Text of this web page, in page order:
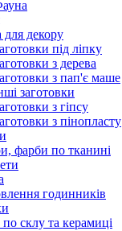
декору
під ліпку
з дерева
з пап'є маше
заготовки
з гіпсу
з пінопласту
фарби по тканині
годинників
склу та керамиці